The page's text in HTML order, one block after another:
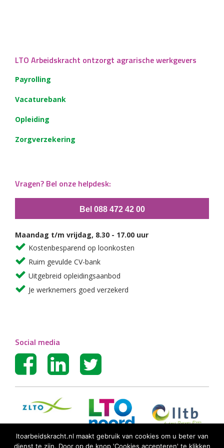
LTO Arbeidskracht ontzorgt agrarische werkgevers
Payrolling
Vacaturebank
Opleiding
Zorgverzekering
Vragen? Bel onze helpdesk:
Bel 088 472 42 00
Maandag t/m vrijdag, 8.30 - 17.00 uur
Kostenbesparend op loonkosten
Ruim gevulde CV-bank
Uitgebreid opleidingsaanbod
Je werknemers goed verzekerd
Social media
ltoarbeidskracht.nl maakt gebruik van cookies om u beter van
dienst te zijn. Door op de knop 'Cookies accepteren' te klikken